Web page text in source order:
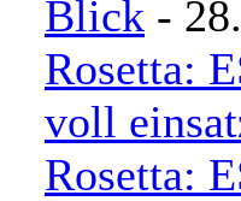
Blick -
Rosetta:
voll
Rosetta: